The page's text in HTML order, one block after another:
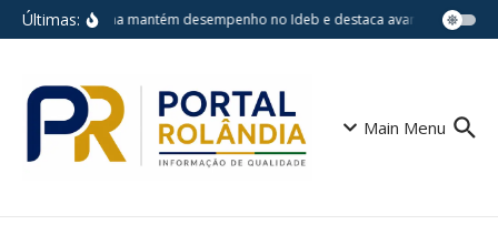
Ir para o conteúdo
Últimas:Londrina mantém desempenho no Ideb e destaca avanços em
Main Menu